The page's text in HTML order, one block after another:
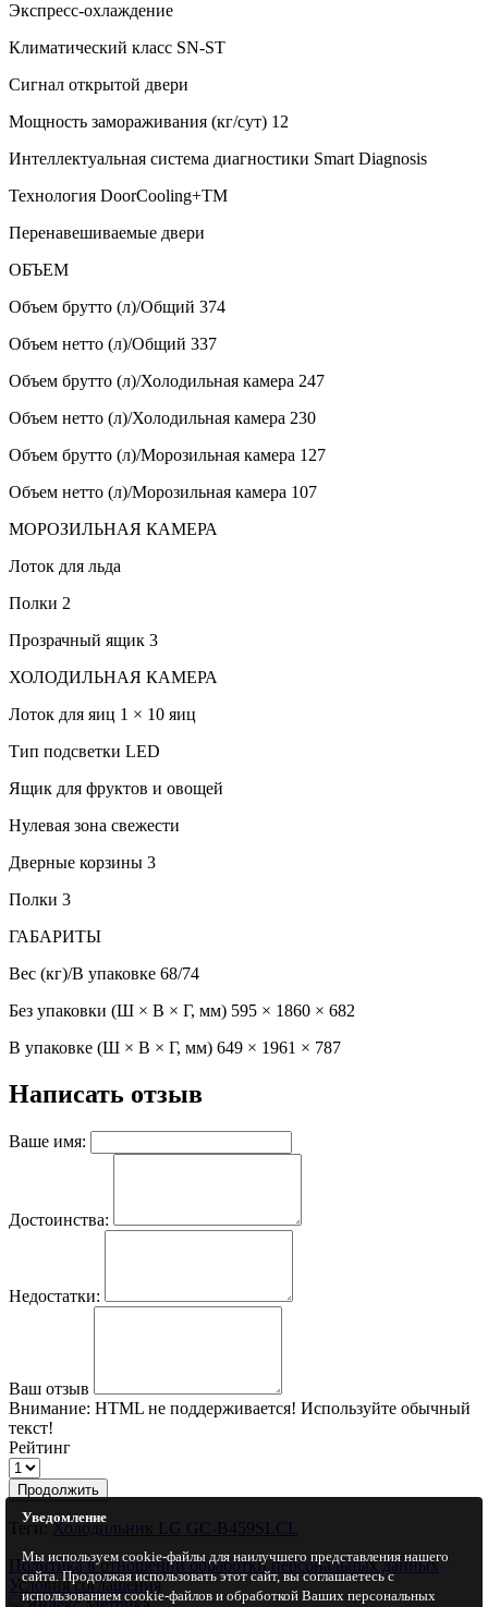
Экспресс-охлаждение
Климатический класс SN-ST
Сигнал открытой двери
Мощность замораживания (кг/сут) 12
Интеллектуальная система диагностики Smart Diagnosis
Технология DoorCоoling+TM
Перенавешиваемые двери
ОБЪЕМ
Объем брутто (л)/Общий 374
Объем нетто (л)/Общий 337
Объем брутто (л)/Холодильная камера 247
Объем нетто (л)/Холодильная камера 230
Объем брутто (л)/Морозильная камера 127
Объем нетто (л)/Морозильная камера 107
МОРОЗИЛЬНАЯ КАМЕРА
Лоток для льда
Полки 2
Прозрачный ящик 3
ХОЛОДИЛЬНАЯ КАМЕРА
Лоток для яиц 1 × 10 яиц
Тип подсветки LED
Ящик для фруктов и овощей
Нулевая зона свежести
Дверные корзины 3
Полки 3
ГАБАРИТЫ
Вес (кг)/В упаковке 68/74
Без упаковки (Ш × В × Г, мм) 595 × 1860 × 682
В упаковке (Ш × В × Г, мм) 649 × 1961 × 787
Написать отзыв
Ваше имя:
Достоинства:
Недостатки:
Ваш отзыв
Внимание: HTML не поддерживается! Используйте обычный
текст!
Рейтинг
Продолжить
Теги:Холодильник LG GC-B459SLCL
Политика в отношении обработки персональных данных
Условия соглашения
Уведомление
Мы используем cookie-файлы для наилучшего представления нашего
сайта. Продолжая использовать этот сайт, вы соглашаетесь с
использованием cookie-файлов и обработкой Ваших персональных